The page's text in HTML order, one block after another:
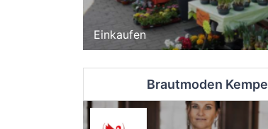
Einkaufen
Brautmoden Kempe